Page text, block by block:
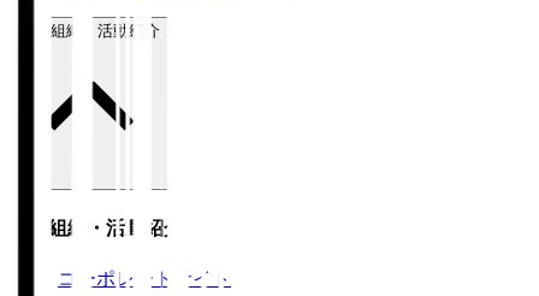
運営組織・活動紹介
運営組織・活動紹介
コーポレートサイト